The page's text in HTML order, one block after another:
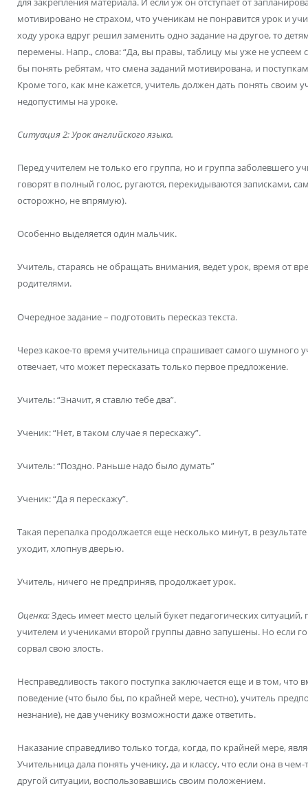
мотивировано не страхом, что ученикам не понравится урок и
ходу урока вдруг решил заменить одно задание на другое, то
перемены. Напр., слова: “Да, вы правы, таблицу мы уже не успеем
бы понять ребятам, что смена заданий мотивирована, и
Кроме того, как мне кажется, учитель должен дать понять своим
недопустимы на уроке.
Ситуация 2: Урок английского языка.
Перед учителем не только его группа, но и группа заболевшего
говорят в полный голос, ругаются, перекидываются записками,
осторожно, не впрямую).
Особенно выделяется один мальчик.
Учитель, стараясь не обращать внимания, ведет урок, время от
родителями.
Очередное задание – подготовить пересказ текста.
Через какое-то время учительница спрашивает самого шумного
отвечает, что может пересказать только первое предложение.
Учитель: “Значит, я ставлю тебе два”.
Ученик: “Нет, в таком случае я перескажу”.
Учитель: “Поздно. Раньше надо было думать”
Ученик: “Да я перескажу”.
Такая перепалка продолжается еще несколько минут, в
уходит, хлопнув дверью.
Учитель, ничего не предприняв, продолжает урок.
Оценка:Здесь имеет место целый букет педагогических
учителем и учениками второй группы давно запушены. Но если
сорвал свою злость.
Несправедливость такого поступка заключается еще и в том, что
поведение (что было бы, по крайней мере, честно), учитель
незнание), не дав ученику возможности даже ответить.
Наказание справедливо только тогда, когда, по крайней мере,
Учительница дала понять ученику, да и классу, что если она в
другой ситуации, воспользовавшись своим положением.